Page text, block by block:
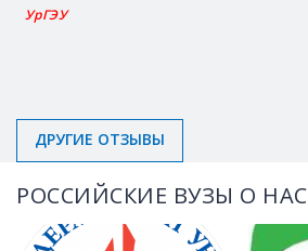
УрГЭУ
ДРУГИЕ ОТЗЫВЫ
РОССИЙСКИЕ ВУЗЫ О НАС